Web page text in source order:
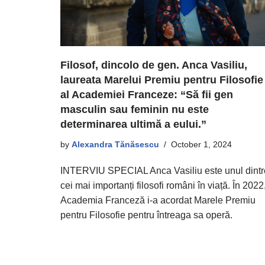
Filosof, dincolo de gen. Anca Vasiliu,
laureata Marelui Premiu pentru Filosofie
al Academiei Franceze: “Să fii gen
masculin sau feminin nu este
determinarea ultimă a eului.”
by Alexandra Tănăsescu October 1, 2024
INTERVIU SPECIAL Anca Vasiliu este unul
cei mai importanți filosofi români în viață. În
Academia Franceză i-a acordat Marele Premiu
pentru Filosofie pentru întreaga sa operă.